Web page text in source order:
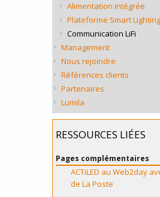
Alimentation intégrée
Plateforme Smart Lighting
Communication LiFi
Management
Nous rejoindre
Références clients
Partenaires
Lumila
RESSOURCES LIÉES
Pages complémentaires
ACTiLED au Web2day
de La Poste